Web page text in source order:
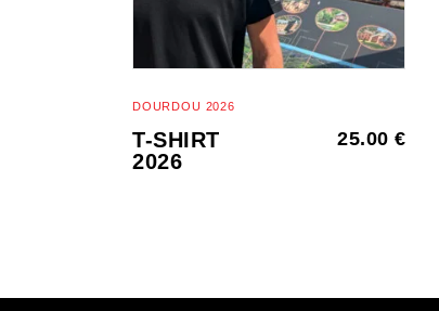
The
be
DOURDOU 2026
T-SHIRT
2026
25.00€